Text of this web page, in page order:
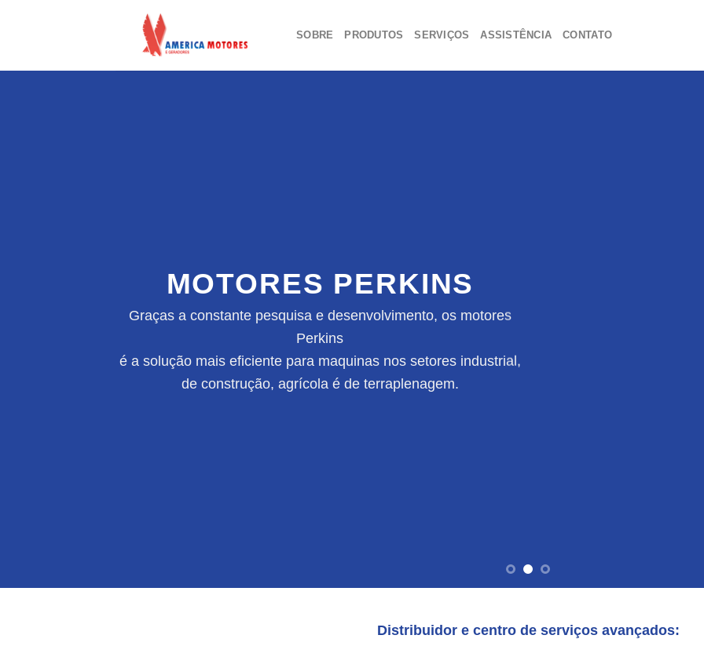
SOBRE PRODUTOS SERVIÇOS ASSISTÊNCIA CONTATO
MOTORES PERKINS
Graças a constante pesquisa e desenvolvimento, os motores
Perkins
é a solução mais eficiente para maquinas nos setores industrial,
de construção, agrícola é de terraplenagem.
Distribuidor e centro de serviços avançados: